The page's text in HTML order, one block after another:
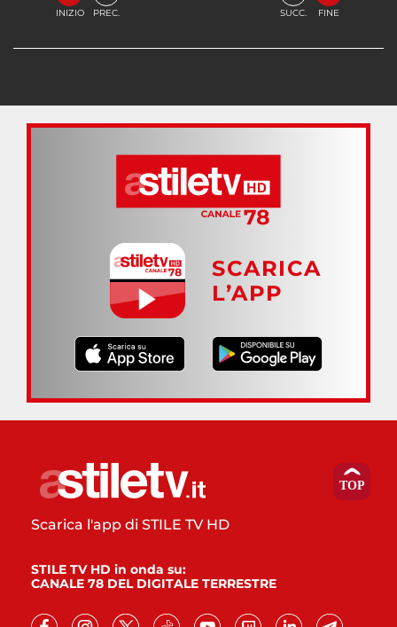
INIZIO PREC. SUCC. FINE
SCARICA
L’APP
Scarica l'app di STILE TV HD
STILE TV HD in onda su:
CANALE 78 DEL DIGITALE TERRESTRE